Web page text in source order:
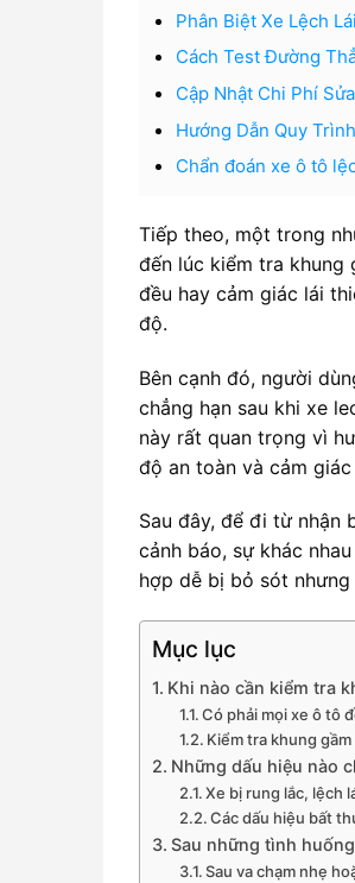
Phân Biệt Xe Lệch
Cách Test Đường
Cập Nhật Chi Phí
Hướng Dẫn Quy
Chẩn đoán xe ô tô
Tiếp theo, một trong
đến lúc kiểm tra khung
đều hay cảm giác lái
độ.
Bên cạnh đó, người
chẳng hạn sau khi xe
này rất quan trọng vì
độ an toàn và cảm giác
Sau đây, để đi từ nhận
cảnh báo, sự khác
hợp dễ bị bỏ sót nhưng
Mục lục
Khi nào cần kiểm tra
Có phải mọi xe ô tô
Kiểm tra khung
Những dấu hiệu nào
Xe bị rung lắc, lệch
Các dấu hiệu bất
Sau những tình
Sau va chạm nhẹ